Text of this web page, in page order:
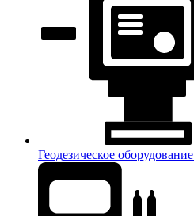
Геодезическое оборудование